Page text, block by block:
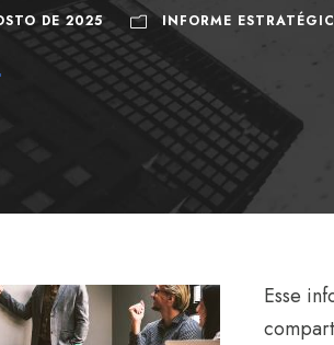
DE 2025 INFORME
Esse